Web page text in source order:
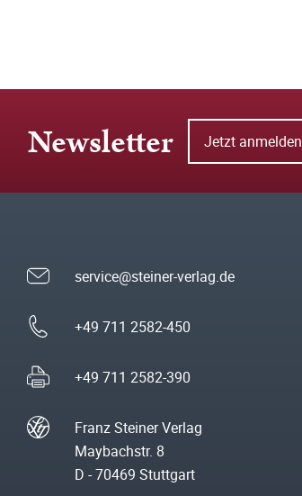
Newsletter Jetzt anmelden
service@steiner-verlag.de
+49 711 2582-450
+49 711 2582-390
Franz Steiner Verlag
Maybachstr. 8
D - 70469 Stuttgart